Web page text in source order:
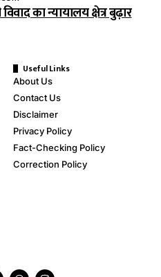
का न्यायालय क्षेत्र बुढ़ार
Useful Links
About Us
Contact Us
Disclaimer
Privacy Policy
Fact-Checking Policy
Correction Policy